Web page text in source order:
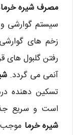
مصرف شیره خرما
سیستم گوارشی
زخم های
رفتن گلبول
آنمی می گردد.
تسکین دهنده
است و سریع
شیره خرما موجب